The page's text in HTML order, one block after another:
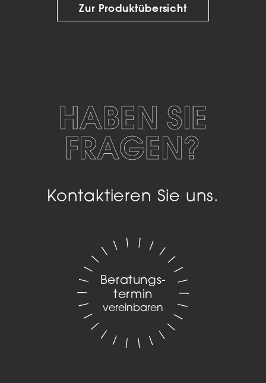
Zur Produktübersicht
HABEN SIE
FRAGEN?
Kontaktieren Sie uns.
Beratungs­
termin
vereinbaren